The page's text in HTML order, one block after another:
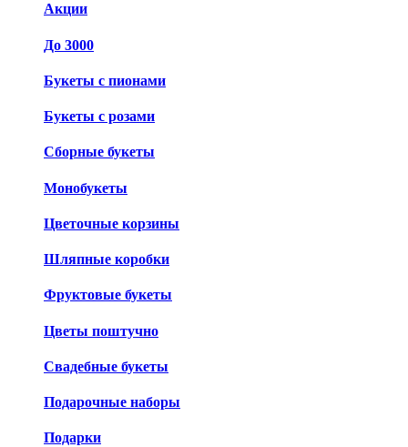
Акции
До 3000
Букеты с пионами
Букеты с розами
Сборные букеты
Монобукеты
Цветочные корзины
Шляпные коробки
Фруктовые букеты
Цветы поштучно
Свадебные букеты
Подарочные наборы
Подарки